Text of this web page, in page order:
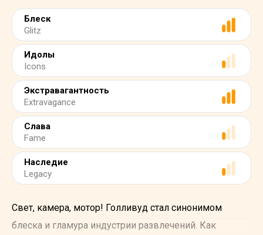
Блеск
Glitz
Идолы
Icons
Экстравагантность
Extravagance
Слава
Fame
Наследие
Legacy
Свет, камера, мотор! Голливуд стал синонимом
блеска и гламура индустрии развлечений. Как